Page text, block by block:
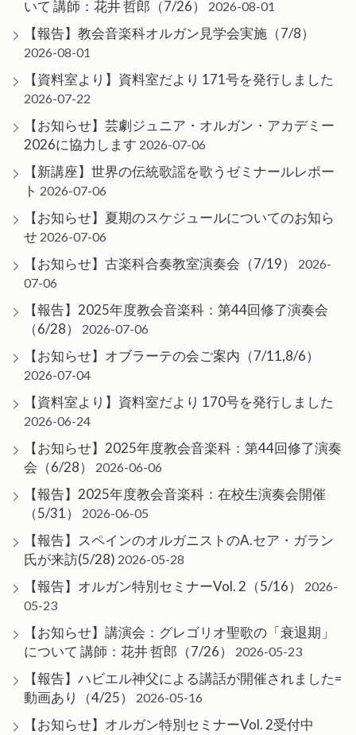
いて 講師：花井 哲郎（7/26）
2026-08-01
【報告】教会音楽科オルガン見学会実施（7/8）
2026-08-01
【資料室より】資料室だより 171号を発行しました
2026-07-22
【お知らせ】芸劇ジュニア・オルガン・アカデミー
2026に協力します 2026-07-06
【新講座】世界の伝統歌謡を歌うゼミナールレポー
ト 2026-07-06
【お知らせ】夏期のスケジュールについてのお知ら
せ 2026-07-06
【お知らせ】古楽科合奏教室演奏会（7/19）
2026-
07-06
【報告】2025年度教会音楽科：第44回修了演奏会
（6/28）
2026-07-06
【お知らせ】オブラーテの会ご案内（7/11,8/6）
2026-07-04
【資料室より】資料室だより 170号を発行しました
2026-06-24
【お知らせ】2025年度教会音楽科：第44回修了演奏
会（6/28）
2026-06-06
【報告】2025年度教会音楽科：在校生演奏会開催
（5/31）
2026-06-05
【報告】スペインのオルガニストのA.セア・ガラン
氏が来訪(5/28) 2026-05-28
【報告】オルガン特別セミナーVol. 2（5/16）
2026-
05-23
【お知らせ】講演会：グレゴリオ聖歌の「衰退期」
について 講師：花井 哲郎（7/26）
2026-05-23
【報告】ハビエル神父による講話が開催されました=
動画あり（4/25）
2026-05-16
【お知らせ】オルガン特別セミナーVol. 2受付中